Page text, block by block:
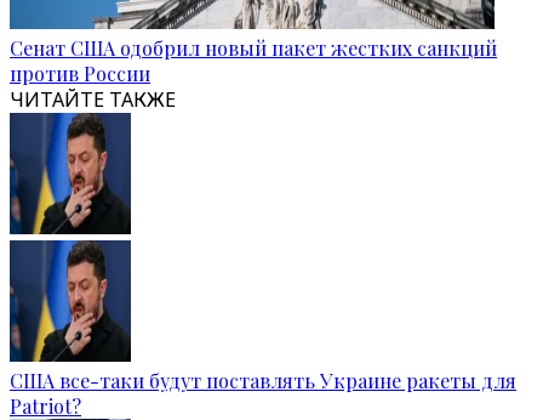
Сенат США одобрил новый пакет жестких санкций
против России
ЧИТАЙТЕ ТАКЖЕ
США все-таки будут поставлять Украине ракеты для
Patriot?